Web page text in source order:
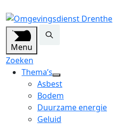
Menu
Zoeken
Thema’s
open
dropdown
menu
Asbest
Bodem
Duurzame energie
Geluid